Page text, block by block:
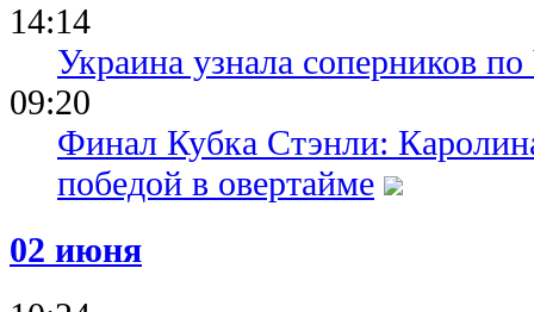
14:14
Украина узнала соперников
09:20
Финал Кубка Стэнли:
победой в овертайме
02 июня